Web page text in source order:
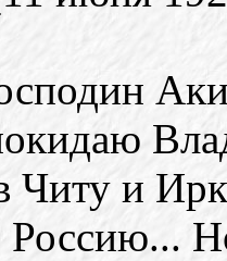
Читу и
Россию...